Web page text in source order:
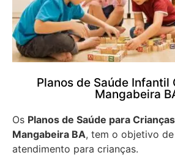
Planos de Saúde Infantil
Mangabeira
Os Planos de Saúde para
Mangabeira BA, tem o objetivo
atendimento para crianças.